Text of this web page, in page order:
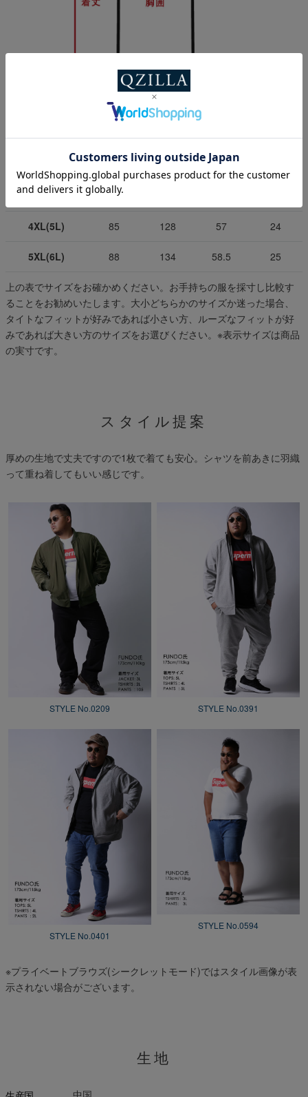
着丈
XL(2L) 74 110 50.5 21.5
78 116 53
3XL(4L) 82
4XL(5L) 85 128 57 24
5XL(6L) 88 134 58.5 25
上の表でサイズをお確かめください。お手持ちの服を採寸し比較す
ることをお勧めいたします。大小どちらかのサイズか迷った場合、
タイトなフィットが好みであれば小さい方、ルーズなフィットが好
みであれば大きい方のサイズをお選びください。 ※表示サイズは商品
の実寸です。
スタイル提案
厚めの生地で丈夫ですので1枚で着ても安心。シャツを前あきに羽織
って重ね着してもいい感じです。
STYLE No.0209 STYLE No.0391
STYLE No.0401
STYLE No.0594
※プライベートブラウズ(シークレットモード)ではスタイル画像が表
示されない場合がございます。
生地